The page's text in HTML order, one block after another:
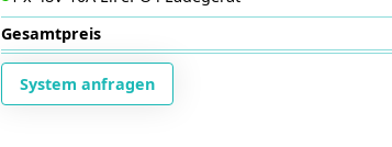
Gesamtpreis
System anfragen